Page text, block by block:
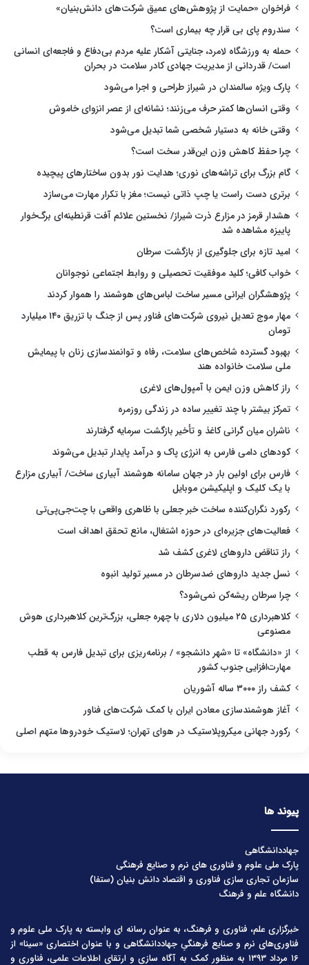
فراخوان «حمایت از پژوهش‌های عمیق شرکت‌های دانش‌بنیان»
سندروم پای بی قرار چه بیماری است؟
حمله به ورزشگاه لامرد، جنایتی آشکار علیه مردم بی‌دفاع و فاجعه‌ای انسانی
است/ قدردانی از مدیریت جهادی کادر سلامت در بحران
پارک ویژه سالمندان در شیراز طراحی و اجرا می‌شود
وقتی انسان‌ها کمتر حرف می‌زنند؛ نشانه‌ای از عصر انزوای خاموش
وقتی خانه به دستیار شخصی شما تبدیل می‌شود
چرا حفظ کاهش وزن این‌قدر سخت است؟
گام بزرگ برای تراشه‌های نوری؛ هدایت نور بدون ساختارهای پیچیده
برتری دست راست یا چپ ذاتی نیست؛ مغز با تکرار مهارت می‌سازد
هشدار قرمز در مزارع ذرت شیراز/ نخستین علائم آفت قرنطینه‌ای برگ‌خوار
پاییزه مشاهده شد
امید تازه برای جلوگیری از بازگشت سرطان
خواب کافی؛ کلید موفقیت تحصیلی و روابط اجتماعی نوجوانان
پژوهشگران ایرانی مسیر ساخت لباس‌های هوشمند را هموار کردند
مهار موج تعدیل نیروی شرکت‌های فناور پس از جنگ با تزریق ۱۴۰ میلیارد
تومان
بهبود گسترده شاخص‌های سلامت، رفاه و توانمندسازی زنان با پیمایش
ملی سلامت خانواده هند
راز کاهش وزن ایمن با آمپول‌های لاغری
تمرکز بیشتر با چند تغییر ساده در زندگی روزمره
ناشران میان گرانی کاغذ و تأخیر بازگشت سرمایه گرفتارند
کودهای دامی فارس به انرژی پاک و درآمد پایدار تبدیل می‌شوند
فارس برای اولین بار در جهان سامانه هوشمند آبیاری ساخت/ آبیاری مزارع
با یک کلیک و اپلیکیشن موبایل
رکورد نگران‌کننده ساخت خبر جعلی با ظاهری واقعی با چت‌جی‌پی‌تی
فعالیت‌های جزیره‌ای در حوزه اشتغال، مانع تحقق اهداف است
راز تناقض داروهای لاغری کشف شد
نسل جدید داروهای ضدسرطان در مسیر تولید انبوه
چرا سرطان ریشه‌کن نمی‌شود؟
کلاهبرداری ۲۵ میلیون دلاری با چهره جعلی، بزرگ‌ترین کلاهبرداری هوش
مصنوعی
از «دانشگاه» تا «شهر دانشجو» / برنامه‌ریزی برای تبدیل فارس به قطب
مهارت‌افزایی جنوب کشور
کشف راز ۳۰۰۰ ساله آشوریان
آغاز هوشمندسازی معادن ایران با کمک شرکت‌های فناور
رکورد جهانی میکروپلاستیک در هوای تهران؛ لاستیک خودروها متهم اصلی
پیوند ها
جهاددانشگاهی
پارک ملی علوم و فناوری های نرم و صنایع فرهنگی
سازمان تجاری سازی فناوری و اقتصاد دانش بنیان (ستفا)
دانشگاه علم و فرهنگ
خبرگزاری علم، فناوری و فرهنگ، به عنوان رسانه ای وابسته به پارک ملی علوم و
فناوری‌های نرم و صنایع فرهنگیِ جهاددانشگاهی و با عنوان اختصاری «سینا» از
۱۶ مرداد ۱۳۹۳ به منظور کمک به آگاه سازی و ارتقای اطلاعات علمی، فناوری و